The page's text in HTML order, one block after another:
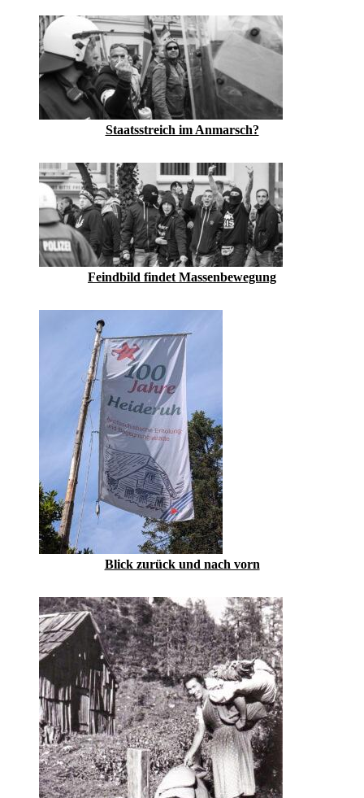
Staatsstreich im Anmarsch?
Feindbild findet Massenbewegung
Blick zurück und nach vorn